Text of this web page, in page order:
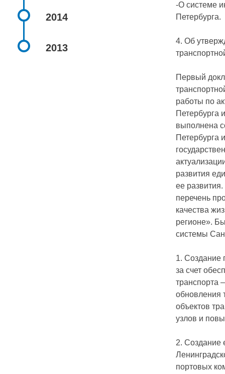
2014
2013
-О системе
Петербурга.
4. Об
Первый
работы по
Петербурга
выполнена
Петербурга
развития
ее
перечень
качества
регионе».
системы
1. Создание
за счет
транспорта
обновления
объектов
узлов и
2. Создание
портовых